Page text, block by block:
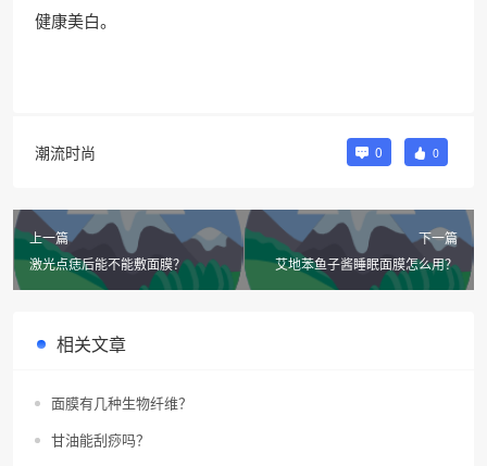
健康美白。
潮流时尚 0 0
上一篇
激光点痣后能不能敷面膜？
下一篇
艾地苯鱼子酱睡眠面膜怎么用？
相关文章
面膜有几种生物纤维？
甘油能刮痧吗？